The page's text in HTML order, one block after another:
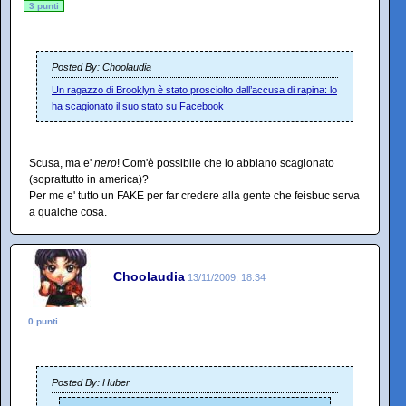
3 punti
Posted By: Choolaudia
Un ragazzo di Brooklyn è stato prosciolto dall’accusa di rapina: lo
ha scagionato il suo stato su Facebook
Scusa, ma e' nero! Com'è possibile che lo abbiano scagionato
(soprattutto in america)?
Per me e' tutto un FAKE per far credere alla gente che feisbuc serva
a qualche cosa.
Choolaudia 13/11/2009, 18:34
0 punti
Posted By: Huber